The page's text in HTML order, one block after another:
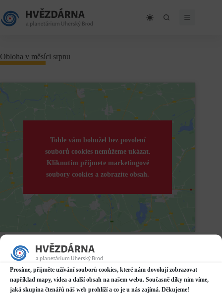
Prosíme, přijměte užívání souborů cookies, které nám dovolují zobrazovat
například mapy, videa a další obsah na našem webu. Současně díky nim víme,
jaká skupina čtenářů náš web prohlíží a co je u nás zajímá. Děkujeme!
to
content
Obloha v měsíci srpnu
Tohle vám bohužel bez povolení
souborů cookies nemůžeme ukázat.
Kliknutím přijmete marketingové
soubory cookies a zobrazíte obsah.
Datum / čas
09.08.2021
15:30 - 16:30
Místo konání
Planetárium v Domě kultury